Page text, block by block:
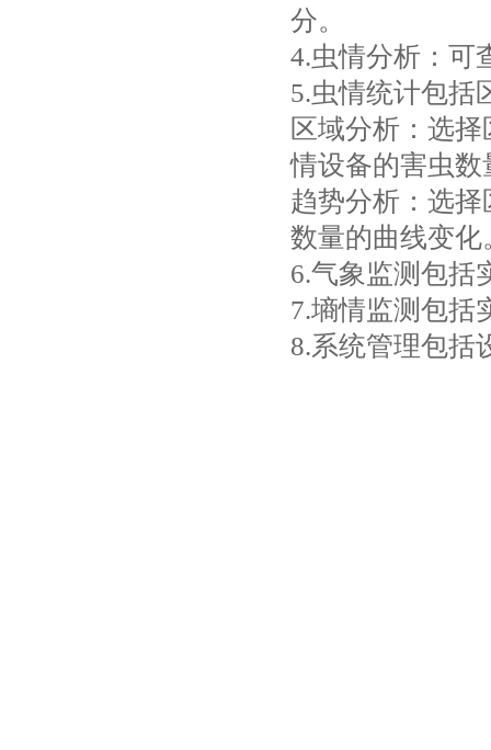
分。
4.虫情分析：可
5.虫情统计包括
区域分析：选
情设备的害虫数
趋势分析：选
数量的曲线变化
6.气象监测包括
7.墒情监测包括
8.系统管理包括